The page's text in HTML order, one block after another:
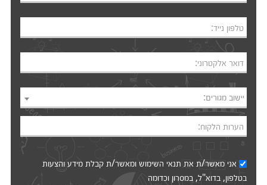
טלפון נייד:
דואר אלקטרוני:
יישוב מגורים:
הערות הלקוח:
אני מאשר/ת את תנאי השימושומאשר/ת קבלת מידע והצעות
בטלפון, בדוא"ל, במסרון וכדומה‎‎